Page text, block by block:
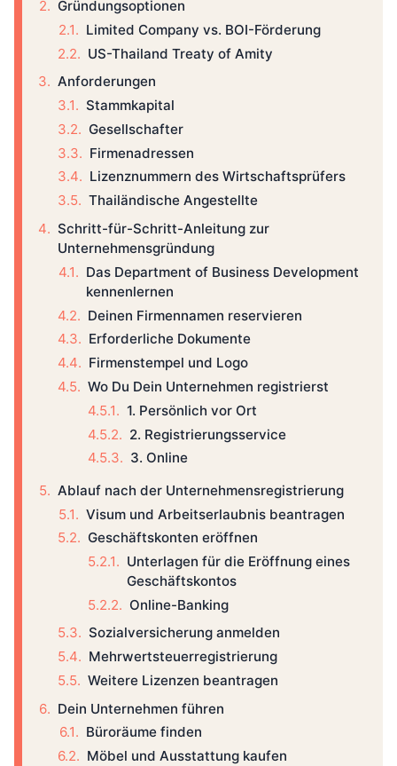
Gründungsoptionen
Limited Company vs. BOI-Förderung
US-Thailand Treaty of Amity
Anforderungen
Stammkapital
Gesellschafter
Firmenadressen
Lizenznummern des Wirtschaftsprüfers
Thailändische Angestellte
Schritt-für-Schritt-Anleitung zur
Unternehmensgründung
Das Department of Business Development
kennenlernen
Deinen Firmennamen reservieren
Erforderliche Dokumente
Firmenstempel und Logo
Wo Du Dein Unternehmen registrierst
1. Persönlich vor Ort
2. Registrierungsservice
3. Online
Ablauf nach der Unternehmensregistrierung
Visum und Arbeitserlaubnis beantragen
Geschäftskonten eröffnen
Unterlagen für die Eröffnung eines
Geschäftskontos
Online-Banking
Sozialversicherung anmelden
Mehrwertsteuerregistrierung
Weitere Lizenzen beantragen
Dein Unternehmen führen
Büroräume finden
Möbel und Ausstattung kaufen